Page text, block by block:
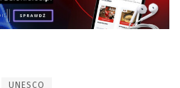
UNESCO